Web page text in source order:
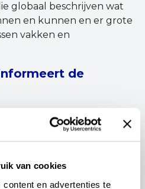
van cookies
en advertenties te
globaal beschrijven wat
en kunnen en er grote
vakken en
de
Regeerakkoord wordt
curriculum’ genoemd als
van dit kabinet.
Curriculum. Om die
van OCW besloten dat